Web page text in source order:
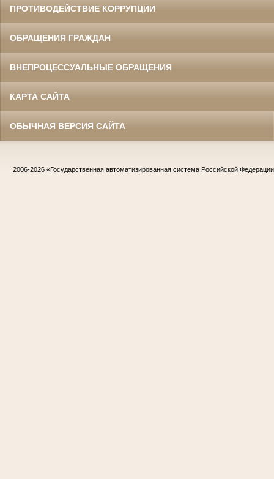
ПРОТИВОДЕЙСТВИЕ КОРРУПЦИИ
ОБРАЩЕНИЯ ГРАЖДАН
ВНЕПРОЦЕССУАЛЬНЫЕ ОБРАЩЕНИЯ
КАРТА САЙТА
ОБЫЧНАЯ ВЕРСИЯ САЙТА
2006-2026 «Государственная автоматизированная система Российской